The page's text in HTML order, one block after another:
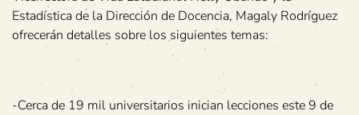
Estadística de la Dirección de Docencia, Magaly Rodríguez
ofrecerán detalles sobre los siguientes temas:
-Cerca de 19 mil universitarios inician lecciones este 9 de